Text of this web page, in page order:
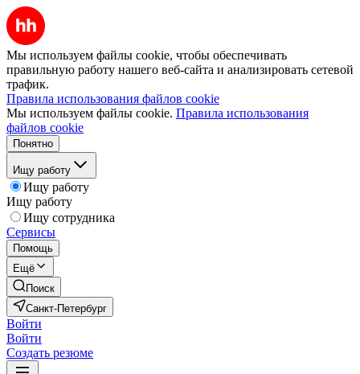
Мы используем файлы cookie, чтобы обеспечивать
правильную работу нашего веб-сайта и анализировать сетевой
трафик.
Правила использования файлов cookie
Мы используем файлы cookie. Правила использования
файлов cookie
Понятно
Ищу работу
Ищу работу
Ищу работу
Ищу сотрудника
Сервисы
Помощь
Ещё
Поиск
Санкт-Петербург
Войти
Войти
Создать резюме